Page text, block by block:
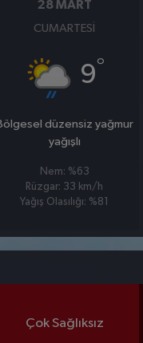
28 MART
CUMARTESI
9°
düzensiz yağmur
yağışlı
Nem: %63
Rüzgar: 33 km/h
Yağış Olasılığı: %81
Çok Sağlıksız